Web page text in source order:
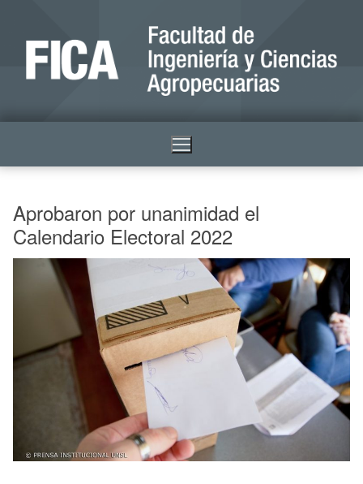
Aprobaron por unanimidad el
Calendario Electoral 2022